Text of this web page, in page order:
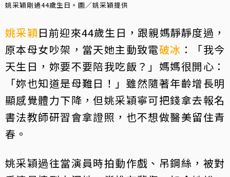
姚采穎剛過44歲生日。圖／姚采穎提供
姚采穎日前迎來44歲生日，跟親媽靜靜度過，
原本母女吵架，當天她主動致電破冰 ：「我今
天生日，妳要不要陪我吃飯？」媽媽很開心：
「妳也知道是母難日！」雖然隨著年齡增長明
顯感覺體力下降，但姚采穎寧可把錢拿去報名
書法教師研習會拿證照，也不想做醫美留住青
春。
姚采穎過往當演員時拍動作戲、吊鋼絲，被對